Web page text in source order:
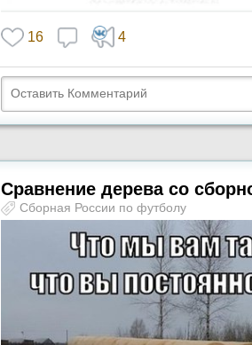
16 4
Сравнение дерева со
Сборная России по футболу